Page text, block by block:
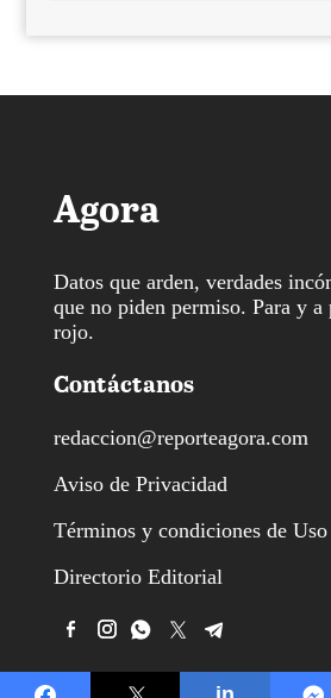
Agora
Datos que arden, verdades
que no piden permiso. Para y
rojo.
Contáctanos
redaccion@reporteagora.com
Aviso de Privacidad
Términos y condiciones de Uso
Directorio Editorial